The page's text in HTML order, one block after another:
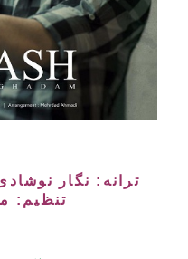
ترانه: نگار
تنظیم: